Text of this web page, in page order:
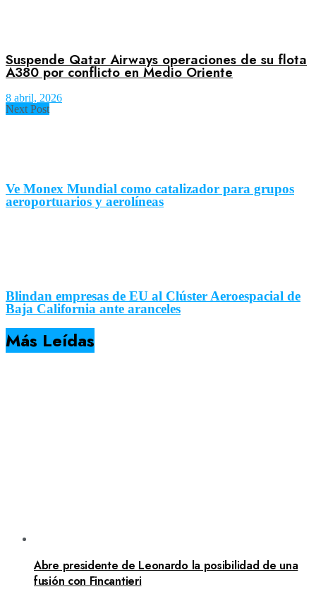
Suspende Qatar Airways operaciones de su flota
A380 por conflicto en Medio Oriente
8 abril, 2026
Next Post
Ve Monex Mundial como catalizador para grupos
aeroportuarios y aerolíneas
Blindan empresas de EU al Clúster Aeroespacial de
Baja California ante aranceles
Más Leídas
Abre presidente de Leonardo la posibilidad de una
fusión con Fincantieri